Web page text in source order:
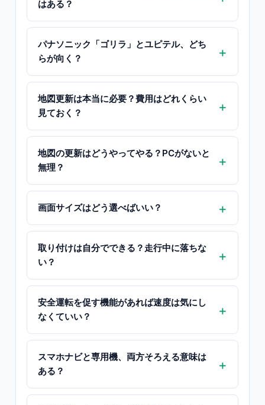
はある？
パナソニック「ゴリラ」とユピテル、どち
らが向く？
地図更新は本当に必要？費用はどれくらい
見ておく？
地図の更新はどうやってやる？PCがないと
無理？
画面サイズはどう選べばいい？
取り付けは自分でできる？走行中に落ちな
い？
安全運転を促す機能があれば速度は気にし
なくていい？
スマホナビと専用機、両方そろえる意味は
ある？